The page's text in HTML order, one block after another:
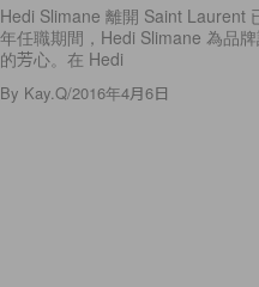
Hedi Slimane 離開 Saint Laurent
年任職期間，Hedi Slimane 為品
的芳心。在 Hedi
By Kay.Q/2016年4月6日